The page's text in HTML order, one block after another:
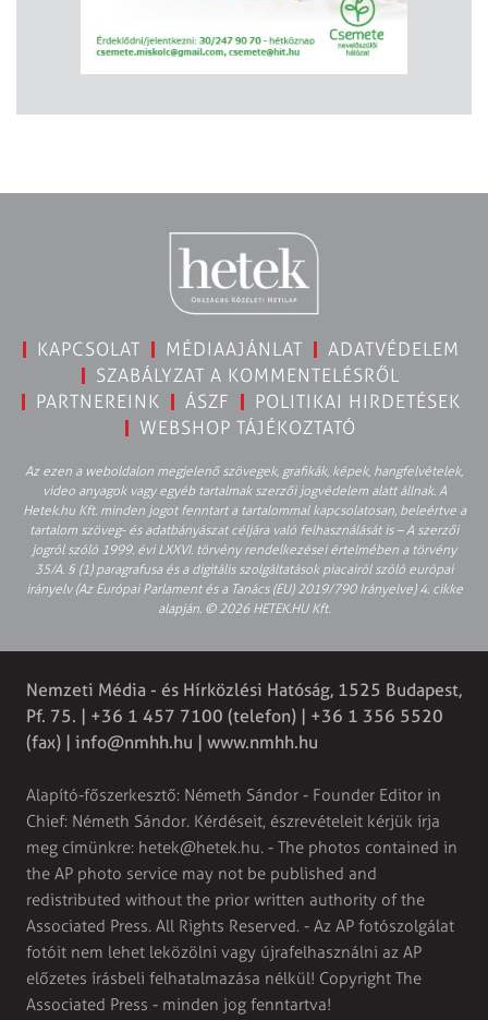
KAPCSOLAT MÉDIAAJÁNLAT
ADATVÉDELEM
SZABÁLYZAT A KOMMENTELÉSRŐL
PARTNEREINK
ÁSZF
POLITIKAI HIRDETÉSEK
WEBSHOP TÁJÉKOZTATÓ
Az ezen a weboldalon megjelenő szövegek, grafikák, képek, hangfelvételek,
video anyagok vagy egyéb tartalmak szerzői jogvédelem alatt állnak. A
Hetek.hu Kft. minden jogot fenntart a tartalommal kapcsolatosan, beleértve a
tartalom szöveg- és adatbányászat céljára való felhasználását is – A szerzői
jogról szóló 1999. évi LXXVI. törvény rendelkezései értelmében a törvény
35/A. § (1) paragrafusa és a digitális szolgáltatások piacairól szóló európai
irányelv (Az Európai Parlament és a Tanács (EU) 2019/790 Irányelve) 4. cikke
alapján. © 2026 HETEK.HU Kft.
Nemzeti Média - és Hírközlési Hatóság, 1525 Budapest,
Pf. 75. | +36 1 457 7100 (telefon) | +36 1 356 5520
(fax) | info@nmhh.hu | www.nmhh.hu
Alapító-főszerkesztő: Németh Sándor - Founder Editor in
Chief: Németh Sándor. Kérdéseit, észrevételeit kérjük írja
meg címünkre: hetek@hetek.hu. - The photos contained in
the AP photo service may not be published and
redistributed without the prior written authority of the
Associated Press. All Rights Reserved. - Az AP fotószolgálat
fotóit nem lehet leközölni vagy újrafelhasználni az AP
előzetes írásbeli felhatalmazása nélkül! Copyright The
Associated Press - minden jog fenntartva!